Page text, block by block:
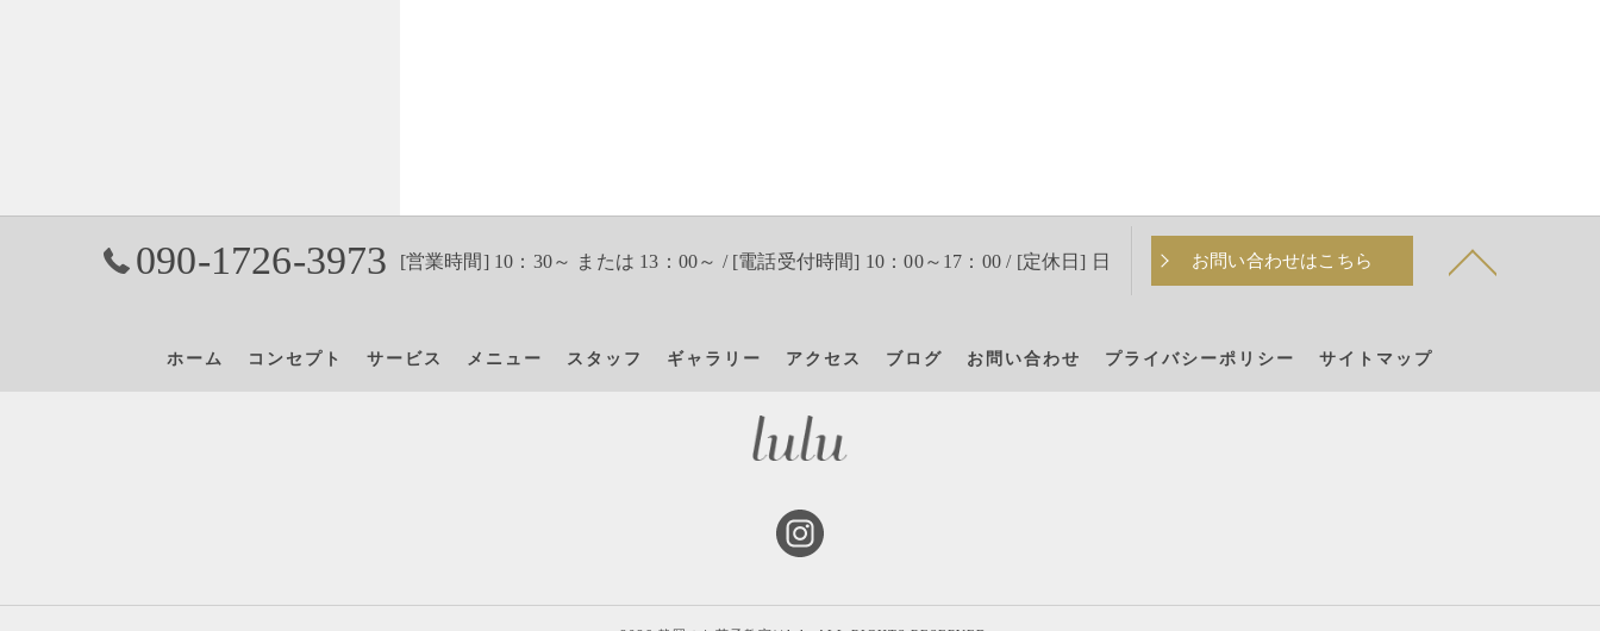
090-1726-3973 [営業時間] 10：30～ または 13：00～ / [電話受付時間] 10：00～17：00 / [定休日] 日 お問い合わせはこちら
ホーム コンセプト サービス メニュー スタッフ ギャラリー アクセス ブログ お問い合わせ プライバシーポリシー サイトマップ